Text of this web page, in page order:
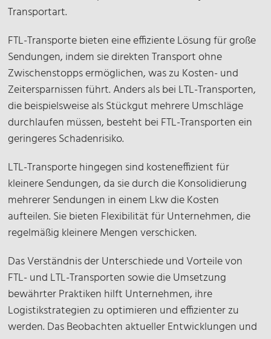
Transportart.
FTL-Transporte bieten eine effiziente Lösung für große
Sendungen, indem sie direkten Transport ohne
Zwischenstopps ermöglichen, was zu Kosten- und
Zeitersparnissen führt. Anders als bei LTL-Transporten,
die beispielsweise als Stückgut mehrere Umschläge
durchlaufen müssen, besteht bei FTL-Transporten ein
geringeres Schadenrisiko.
LTL-Transporte hingegen sind kosteneffizient für
kleinere Sendungen, da sie durch die Konsolidierung
mehrerer Sendungen in einem Lkw die Kosten
aufteilen. Sie bieten Flexibilität für Unternehmen, die
regelmäßig kleinere Mengen verschicken.
Das Verständnis der Unterschiede und Vorteile von
FTL- und LTL-Transporten sowie die Umsetzung
bewährter Praktiken hilft Unternehmen, ihre
Logistikstrategien zu optimieren und effizienter zu
werden. Das Beobachten aktueller Entwicklungen und